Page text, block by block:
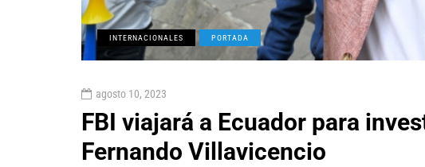
INTERNACIONALES PORTADA
agosto 10, 2023
FBI viajará a Ecuador para
Fernando Villavicencio